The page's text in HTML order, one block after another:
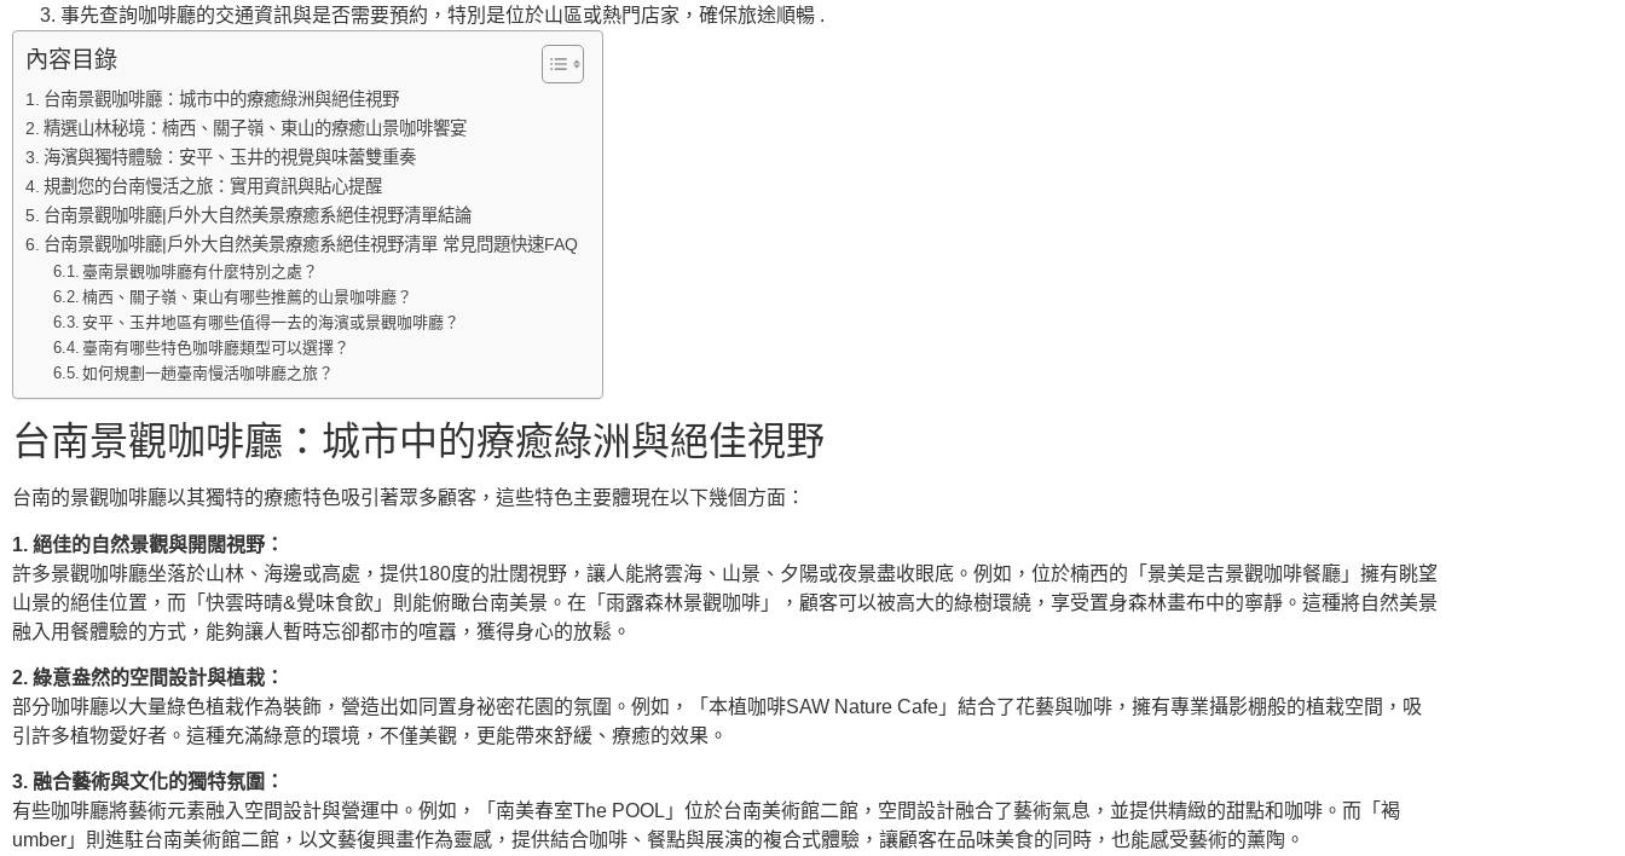
事先查詢咖啡廳的交通資訊與是否需要預約，特別是位於山區或熱門店家，確保旅途順暢 .
內容目錄
台南景觀咖啡廳：城市中的療癒綠洲與絕佳視野
精選山林秘境：楠西、關子嶺、東山的療癒山景咖啡饗宴
海濱與獨特體驗：安平、玉井的視覺與味蕾雙重奏
規劃您的台南慢活之旅：實用資訊與貼心提醒
台南景觀咖啡廳|戶外大自然美景療癒系絕佳視野清單結論
台南景觀咖啡廳|戶外大自然美景療癒系絕佳視野清單 常見問題快速FAQ
臺南景觀咖啡廳有什麼特別之處？
楠西、關子嶺、東山有哪些推薦的山景咖啡廳？
安平、玉井地區有哪些值得一去的海濱或景觀咖啡廳？
臺南有哪些特色咖啡廳類型可以選擇？
如何規劃一趟臺南慢活咖啡廳之旅？
台南景觀咖啡廳：城市中的療癒綠洲與絕佳視野
台南的景觀咖啡廳以其獨特的療癒特色吸引著眾多顧客，這些特色主要體現在以下幾個方面：
1. 絕佳的自然景觀與開闊視野：
許多景觀咖啡廳坐落於山林、海邊或高處，提供180度的壯闊視野，讓人能將雲海、山景、夕陽或夜景盡收眼底。例如，位於楠西的「景美是吉景觀咖啡餐廳」擁有眺望
山景的絕佳位置，而「快雲時晴&覺味食飲」則能俯瞰台南美景。在「雨露森林景觀咖啡」，顧客可以被高大的綠樹環繞，享受置身森林畫布中的寧靜。這種將自然美景
融入用餐體驗的方式，能夠讓人暫時忘卻都市的喧囂，獲得身心的放鬆。
2. 綠意盎然的空間設計與植栽：
部分咖啡廳以大量綠色植栽作為裝飾，營造出如同置身祕密花園的氛圍。例如，「本植咖啡SAW Nature Cafe」結合了花藝與咖啡，擁有專業攝影棚般的植栽空間，吸
引許多植物愛好者。這種充滿綠意的環境，不僅美觀，更能帶來舒緩、療癒的效果。
3. 融合藝術與文化的獨特氛圍：
有些咖啡廳將藝術元素融入空間設計與營運中。例如，「南美春室The POOL」位於台南美術館二館，空間設計融合了藝術氣息，並提供精緻的甜點和咖啡。而「褐
umber」則進駐台南美術館二館，以文藝復興畫作為靈感，提供結合咖啡、餐點與展演的複合式體驗，讓顧客在品味美食的同時，也能感受藝術的薰陶。